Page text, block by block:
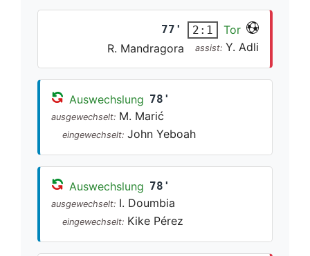
77' 2:1
Tor
R. Mandragora
assist: Y. Adli
Auswechslung 78'
ausgewechselt: M. Marić
eingewechselt: John Yeboah
Auswechslung 78'
ausgewechselt: I. Doumbia
eingewechselt: Kike Pérez